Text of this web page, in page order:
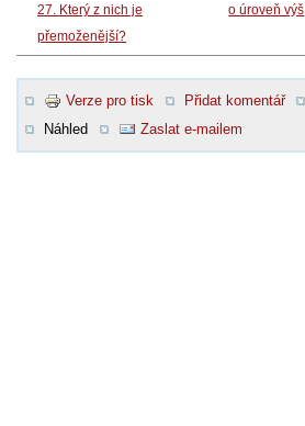
27. Který z nich je
přemoženější?
o úroveň výš
Verze pro tisk Přidat komentář
Náhled
Zaslat e-mailem